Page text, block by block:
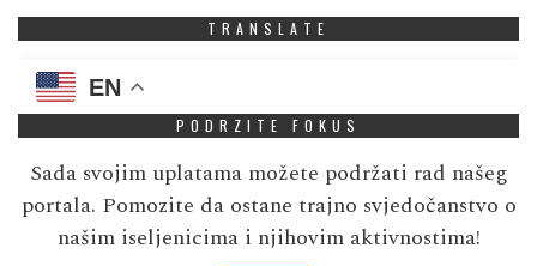
TRANSLATE
EN
PODRZITE FOKUS
Sada svojim uplatama možete podržati rad našeg
portala. Pomozite da ostane trajno svjedočanstvo o
našim iseljenicima i njihovim aktivnostima!